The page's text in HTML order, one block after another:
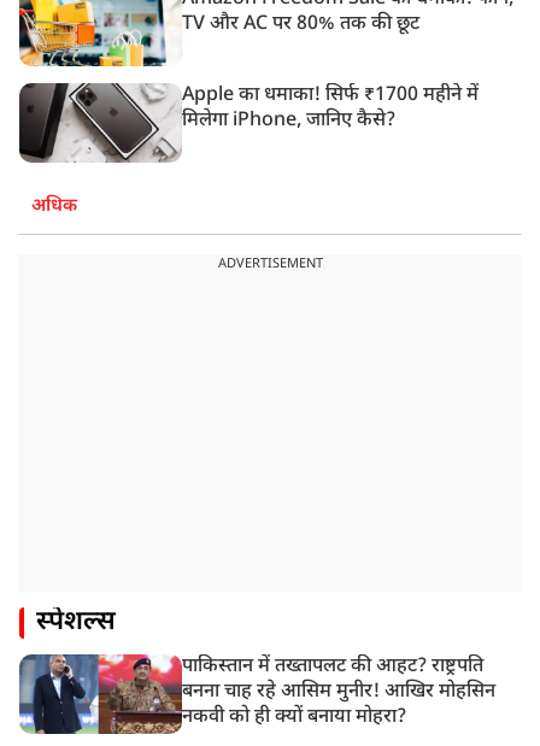
TV और AC पर 80% तक की छूट
Apple का धमाका! सिर्फ ₹1700 महीने में
मिलेगा iPhone, जानिए कैसे?
अधिक
ADVERTISEMENT
स्पेशल्स
पाकिस्तान में तख्तापलट की आहट? राष्ट्रपति
बनना चाह रहे आसिम मुनीर! आखिर मोहसिन
नकवी को ही क्यों बनाया मोहरा?